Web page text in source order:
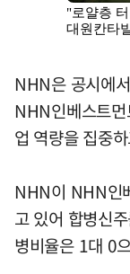
NHN은 공시에
NHN인베스트
업 역량을 집중
NHN이 NHN인
고 있어 합병신
병비율은 1대 0